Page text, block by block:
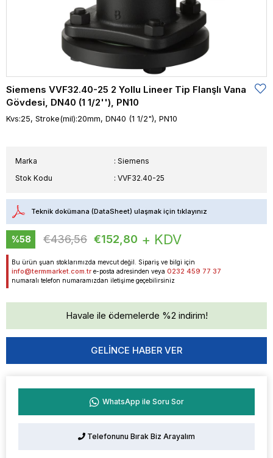
Siemens VVF32.40-25 2 Yollu Lineer Tip Flanşlı Vana
Gövdesi, DN40 (1 1/2''), PN10
Kvs:25, Stroke(mil):20mm, DN40 (1 1/2"), PN10
Marka : Siemens
Stok Kodu
VVF32.40-25
Teknik dokümana (DataSheet) ulaşmak için tıklayınız
%58
İndirim
€436,56 €152,80 + KDV
Bu ürün şuan stoklarımızda mevcut değil. Sipariş ve bilgi için
info@termmarket.com.tr e-posta adresinden veya 0232 459 77 37
numaralı telefon numaramızdan iletişime geçebilirsiniz
Havale ile ödemelerde %2 indirim!
GELINCE HABER VER
WhatsApp ile Soru Sor
Telefonunu Bırak Biz Arayalım